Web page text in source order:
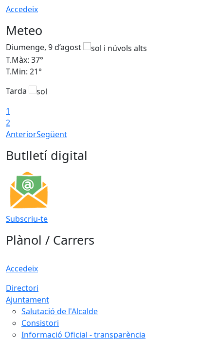
Accedeix
Meteo
Diumenge, 9 d’agost
T.Màx: 37°
T.Min: 21°
Tarda
1
2
AnteriorSegüent
Butlletí digital
Subscriu-te
Plànol / Carrers
Accedeix
Directori
Ajuntament
Salutació de l'Alcalde
Consistori
Informació Oficial - transparència